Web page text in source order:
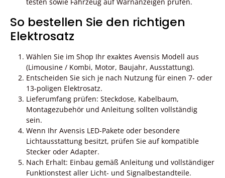
So bestellen Sie den richtigen
Elektrosatz
Wählen Sie im Shop Ihr exaktes Avensis Modell aus
(Limousine / Kombi, Motor, Baujahr, Ausstattung).
Entscheiden Sie sich je nach Nutzung für einen 7- oder
13-poligen Elektrosatz.
Lieferumfang prüfen: Steckdose, Kabelbaum,
Montagezubehör und Anleitung sollten vollständig
sein.
Wenn Ihr Avensis LED-Pakete oder besondere
Lichtausstattung besitzt, prüfen Sie auf kompatible
Stecker oder Adapter.
Nach Erhalt: Einbau gemäß Anleitung und vollständiger
Funktionstest aller Licht- und Signalbestandteile.